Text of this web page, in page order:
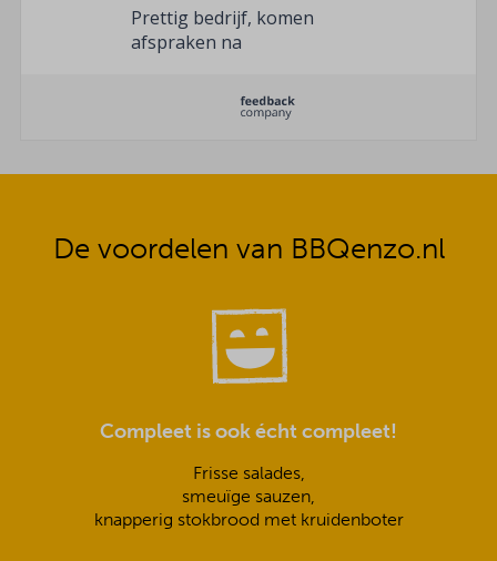
Prettig bedrijf, komen
afspraken na
De voordelen van BBQenzo.nl
Compleet is ook écht compleet!
Frisse salades,
smeuïge sauzen,
knapperig stokbrood met kruidenboter